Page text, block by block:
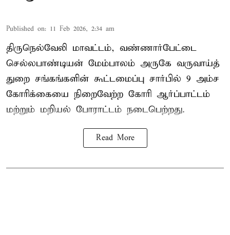
Published on: 11 Feb 2026, 2:34 am
திருநெல்வேலி மாவட்டம், வண்ணார்பேட்டை
செல்லபாண்டியன் மேம்பாலம் அருகே வருவாய்த்
துறை சங்கங்களின் கூட்டமைப்பு சார்பில் 9 அம்ச
கோரிக்கையை நிறைவேற்ற கோரி ஆர்ப்பாட்டம்
மற்றும் மறியல் போராட்டம் நடைபெற்றது.
Read More